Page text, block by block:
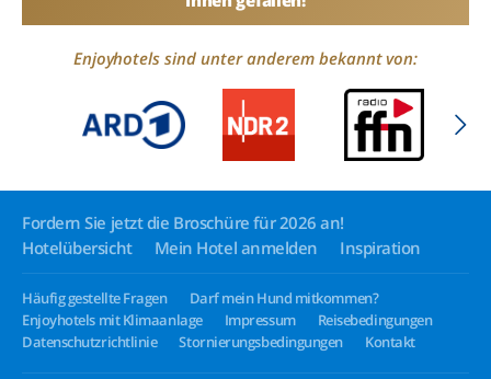
Enjoyhotels sind unter anderem bekannt von:
Fordern Sie jetzt die Broschüre für 2026 an!
Hotelübersicht
Mein Hotel anmelden Inspiration
Häufig gestellte Fragen
Darf mein Hund mitkommen?
Enjoyhotels mit Klimaanlage
Impressum
Reisebedingungen
Datenschutzrichtlinie
Stornierungsbedingungen Kontakt